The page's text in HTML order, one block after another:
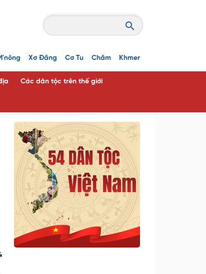
Xơ Đăng Cơ Tu Chăm Khmer
Các dân tộc trên thế giới